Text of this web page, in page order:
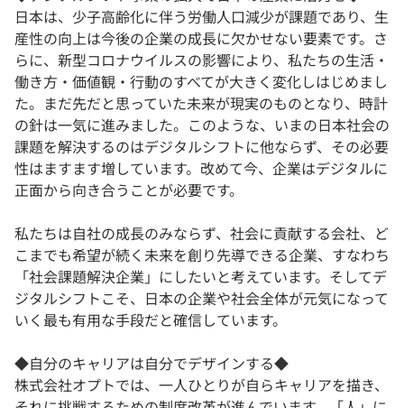
日本は、少子高齢化に伴う労働人口減少が課題であり、生
産性の向上は今後の企業の成長に欠かせない要素です。さ
らに、新型コロナウイルスの影響により、私たちの生活・
働き方・価値観・行動のすべてが大きく変化しはじめまし
た。まだ先だと思っていた未来が現実のものとなり、時計
の針は一気に進みました。このような、いまの日本社会の
課題を解決するのはデジタルシフトに他ならず、その必要
性はますます増しています。改めて今、企業はデジタルに
正面から向き合うことが必要です。
私たちは自社の成長のみならず、社会に貢献する会社、ど
こまでも希望が続く未来を創り先導できる企業、すなわち
「社会課題解決企業」にしたいと考えています。そしてデ
ジタルシフトこそ、日本の企業や社会全体が元気になって
いく最も有用な手段だと確信しています。
◆自分のキャリアは自分でデザインする◆
株式会社オプトでは、一人ひとりが自らキャリアを描き、